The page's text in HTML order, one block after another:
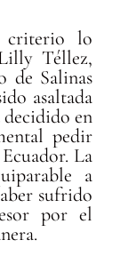
criterio lo
Téllez,
de Salinas
asaltada
en
pedir
La
a
sufrido
por el